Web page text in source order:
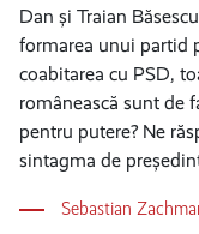
Dan și Traian
formarea unui partid
coabitarea cu PSD,
românească sunt de
pentru putere? Ne
sintagma de
Sebastian